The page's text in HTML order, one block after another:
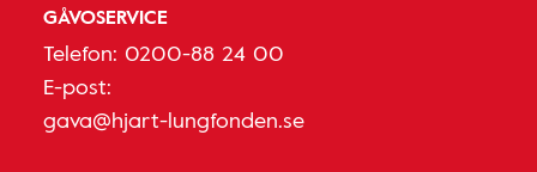
GÅVOSERVICE
Telefon: 0200-88 24 00
E-post:
gava@hjart-lungfonden.se